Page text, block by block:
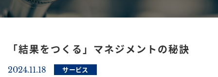
「結果をつくる」マネジメントの秘訣
2024.11.18 サービス